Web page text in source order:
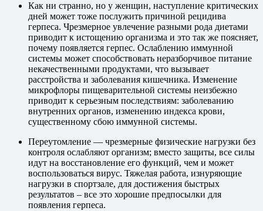
Как ни странно, но у женщин, наступление критических
дней может тоже послужить причиной рецидива
герпеса. Чрезмерное увлечение разными рода диетами
приводит к истощению организма и это так же поясняет,
почему появляется герпес. Ослаблению иммунной
системы может способствовать неразборчивое питание
некачественными продуктами, что вызывает
расстройства и заболевания кишечника. Изменение
микрофлоры пищеварительной системы неизбежно
приводит к серьезным последствиям: заболеванию
внутренних органов, изменению индекса крови,
существенному сбою иммунной системы.
Переутомление — чрезмерные физические нагрузки без
контроля ослабляют организм; вместо защиты, все силы
идут на восстановление его функций, чем и может
воспользоваться вирус. Тяжелая работа, изнуряющие
нагрузки в спортзале, для достижения быстрых
результатов – все это хорошие предпосылки для
появления герпеса.